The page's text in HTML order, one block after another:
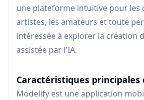
une plateforme intuitive pour les
artistes, les amateurs et toute
intéressée à explorer la création
assistée par l'IA.
Caractéristiques principales
Modelify est une application